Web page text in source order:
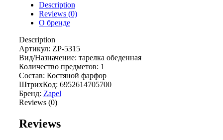
Description
Reviews (0)
О бренде
Description
Артикул: ZP-5315
Вид/Назначение: тарелка обеденная
Количество предметов: 1
Состав: Костяной фарфор
ШтрихКод: 6952614705700
Бренд: Zapel
Reviews (0)
Reviews